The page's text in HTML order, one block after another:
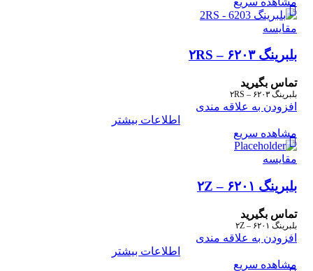
مقایسه
بلبرینگ ۶۲۰۳ – ۲RS
تماس بگیرید
بلبرینگ ۶۲۰۳ – ۲RS
افزودن به علاقه مندی
اطلاعات بیشتر
مشاهده سریع
مقایسه
بلبرینگ ۶۲۰۱ – ۲Z
تماس بگیرید
بلبرینگ ۶۲۰۱ – ۲Z
افزودن به علاقه مندی
اطلاعات بیشتر
مشاهده سریع